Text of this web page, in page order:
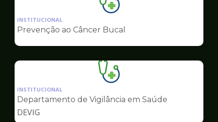
Ilustração
da
pagina
Saúde
INSTITUCIONAL
Prevenção ao Câncer Bucal
Ilustração
da
pagina
INSTITUCIONAL
Departamento de Vigilância em Saúde
DEVIG